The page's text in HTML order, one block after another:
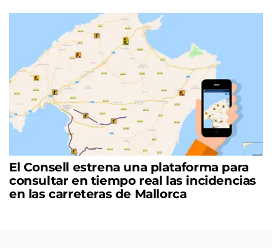
El Consell estrena una plataforma para
consultar en tiempo real las incidencias
en las carreteras de Mallorca